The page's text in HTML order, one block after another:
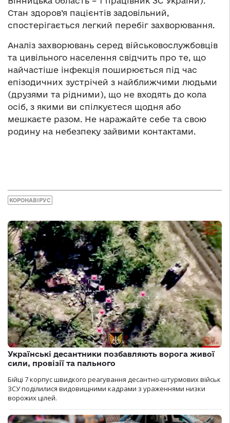
Стан здоров’я пацієнтів задовільний,
спостерігається легкий перебіг захворювання.
Аналіз захворювань серед військовослужбовців
та цивільного населення свідчить про те, що
найчастіше інфекція поширюється під час
епізодичних зустрічей з найближчими людьми
(друзями та рідними), що не входять до кола
осіб, з якими ви спілкуєтеся щодня або
мешкаєте разом. Не наражайте себе та свою
родину на небезпеку зайвими контактами.
КОРОНАВІРУС
Українські десантники позбавляють ворога живої
сили, провізії та пального
Бійці 7 корпус швидкого реагування десантно-штурмових військ
ЗСУ поділилися видовищними кадрами з ураженнями низки
ворожих цілей.